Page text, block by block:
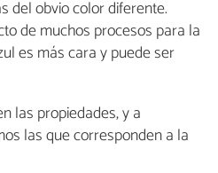
del obvio color diferente.
de muchos procesos para la
es más cara y puede ser
las propiedades, y a
las que corresponden a la